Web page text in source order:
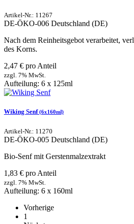
Artikel-Nr.: 11267
DE-ÖKO-006 Deutschland (DE)
Nach dem Reinheitsgebot verarbeitet,
des Korns.
2,47 € pro Anteil
zzgl. 7% MwSt.
Aufteilung: 6 x 125ml
Wiking Senf(6x160ml)
Artikel-Nr.: 11270
DE-ÖKO-005 Deutschland (DE)
Bio-Senf mit Gerstenmalzextrakt
1,83 € pro Anteil
zzgl. 7% MwSt.
Aufteilung: 6 x 160ml
Vorherige
1